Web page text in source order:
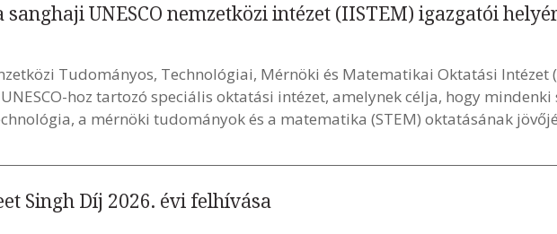
sanghaji UNESCO nemzetközi intézet (IISTEM) igazgatói
Tudományos, Technológiai, Mérnöki és Matematikai Oktatási Intézet
hoz tartozó speciális oktatási intézet, amelynek célja, hogy mindenki
a mérnöki tudományok és a matematika (STEM) oktatásának
Singh Díj 2026. évi felhívása